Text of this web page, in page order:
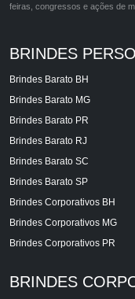
feiras, congressos e ações de
BRINDES
Brindes Barato BH
Brindes Barato MG
Brindes Barato PR
Brindes Barato RJ
Brindes Barato SC
Brindes Barato SP
Brindes Corporativos BH
Brindes Corporativos MG
Brindes Corporativos PR
BRINDES